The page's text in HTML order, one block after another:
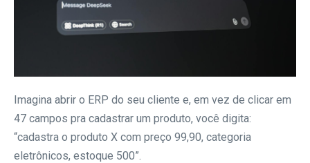
Imagina abrir o ERP do seu cliente e, em vez de clicar em
47 campos pra cadastrar um produto, você digita:
“cadastra o produto X com preço 99,90, categoria
eletrônicos, estoque 500”.